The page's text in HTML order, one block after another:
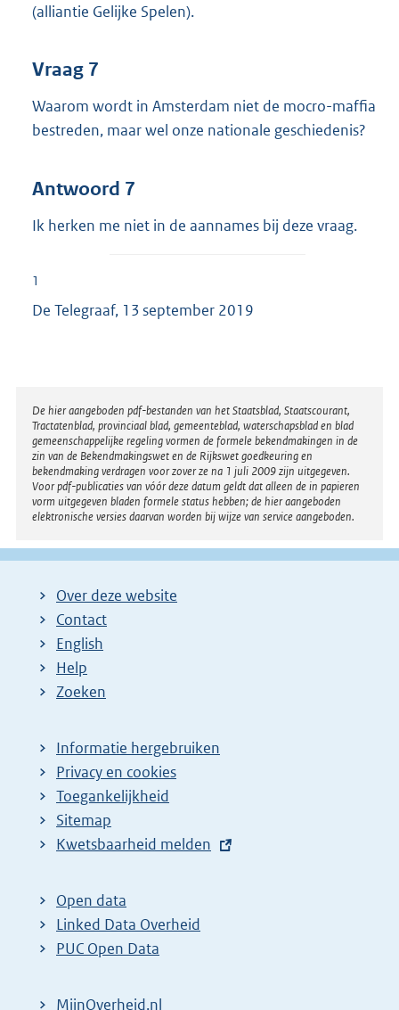
(alliantie Gelijke Spelen).
Vraag 7
Waarom wordt in Amsterdam niet de mocro-maffia
bestreden, maar wel onze nationale geschiedenis?
Antwoord 7
Ik herken me niet in de aannames bij deze vraag.
1
De Telegraaf, 13 september 2019
Disclaimer
De hier aangeboden pdf-bestanden van het Staatsblad, Staatscourant,
Tractatenblad, provinciaal blad, gemeenteblad, waterschapsblad en blad
gemeenschappelijke regeling vormen de formele bekendmakingen in de
zin van de Bekendmakingswet en de Rijkswet goedkeuring en
bekendmaking verdragen voor zover ze na 1 juli 2009 zijn uitgegeven.
Voor pdf-publicaties van vóór deze datum geldt dat alleen de in papieren
vorm uitgegeven bladen formele status hebben; de hier aangeboden
elektronische versies daarvan worden bij wijze van service aangeboden.
Over deze website
Contact
English
Help
Zoeken
Informatie hergebruiken
Privacy en cookies
Toegankelijkheid
Sitemap
E
t
e
r
Kwetsbaarheid melden
Open data
Linked Data Overheid
PUC Open Data
MijnOverheid.nl